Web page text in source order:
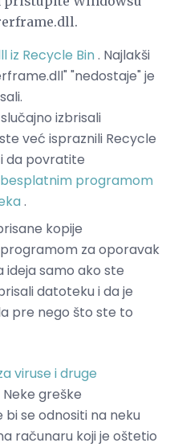
iz Recycle Bin. Najlakši
"nedostaje" je
izbrisali
već ispraznili Recycle
da povratite
besplatnim programom
.
kopije
za oporavak
samo ako ste
datoteku i da je
pre nego što ste to
viruse i druge
Neke greške
se odnositi na neku
računaru koji je oštetio